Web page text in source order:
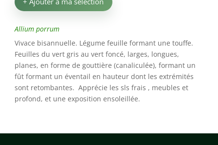
Allium porrum
Vivace bisannuelle. Légume feuille formant une touffe.
Feuilles du vert gris au vert foncé, larges, longues,
planes, en forme de gouttière (canaliculée), formant un
fût formant un éventail en hauteur dont les extrémités
sont retombantes. Apprécie les sls frais , meubles et
profond, et une exposition ensoleillée.